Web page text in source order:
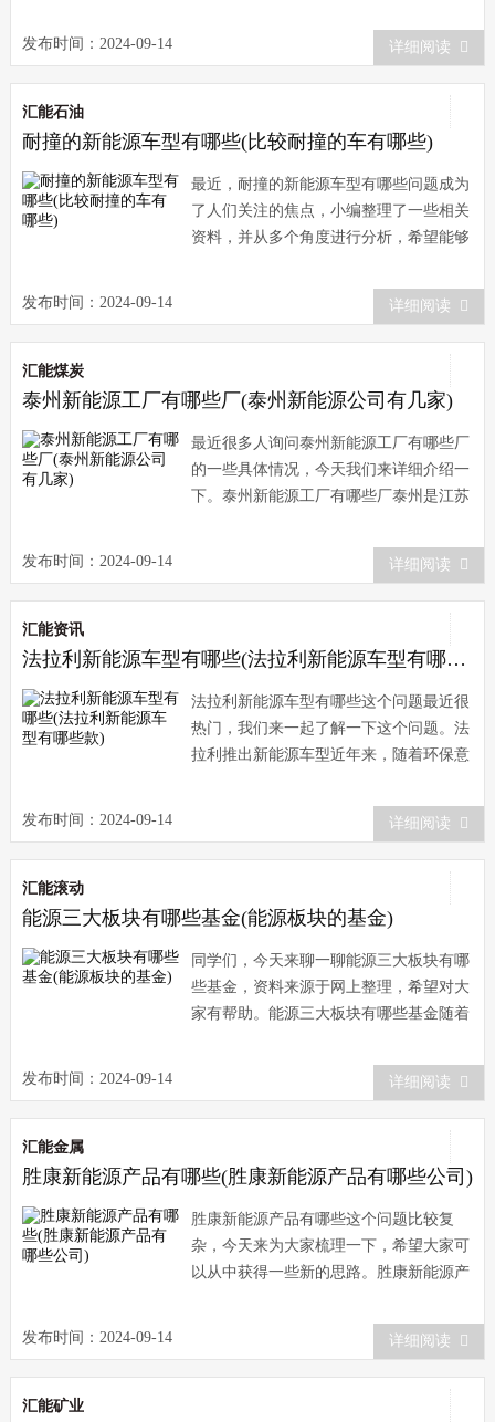
发布时间：2024-09-14 详细阅读
汇能石油
耐撞的新能源车型有哪些(比较耐撞的车有哪些)
最近，耐撞的新能源车型有哪些问题成为
了人们关注的焦点，小编整理了一些相关
资料，并从多个角度进行分析，希望能够
发布时间：2024-09-14 详细阅读
汇能煤炭
泰州新能源工厂有哪些厂(泰州新能源公司有几家)
最近很多人询问泰州新能源工厂有哪些厂
的一些具体情况，今天我们来详细介绍一
下。泰州新能源工厂有哪些厂泰州是江苏
发布时间：2024-09-14 详细阅读
汇能资讯
法拉利新能源车型有哪些(法拉利新能源车型有哪些款)
法拉利新能源车型有哪些这个问题最近很
热门，我们来一起了解一下这个问题。法
拉利推出新能源车型近年来，随着环保意
发布时间：2024-09-14 详细阅读
汇能滚动
能源三大板块有哪些基金(能源板块的基金)
同学们，今天来聊一聊能源三大板块有哪
些基金，资料来源于网上整理，希望对大
家有帮助。能源三大板块有哪些基金随着
发布时间：2024-09-14 详细阅读
汇能金属
胜康新能源产品有哪些(胜康新能源产品有哪些公司)
胜康新能源产品有哪些这个问题比较复
杂，今天来为大家梳理一下，希望大家可
以从中获得一些新的思路。胜康新能源产
发布时间：2024-09-14 详细阅读
汇能矿业